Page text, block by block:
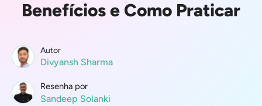
Benefícios e Como Praticar
Autor
Divyansh Sharma
Resenha por
Sandeep Solanki